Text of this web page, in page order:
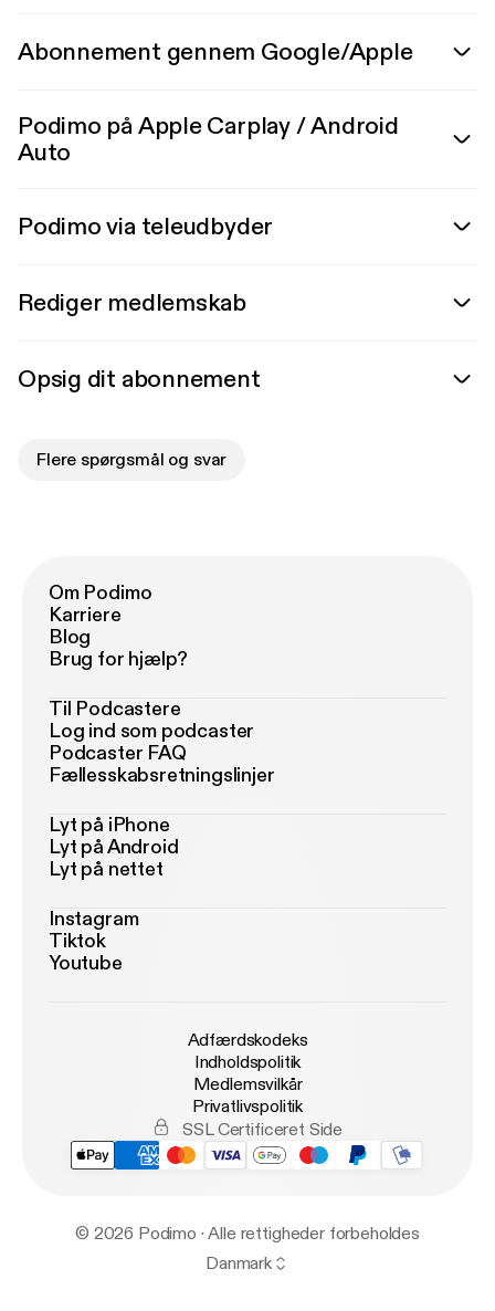
Abonnement gennem Google/Apple
Podimo på Apple Carplay / Android
Auto
Podimo via teleudbyder
Rediger medlemskab
Opsig dit abonnement
Flere spørgsmål og svar
Om Podimo
Karriere
Blog
Brug for hjælp?
Til Podcastere
Log ind som podcaster
Podcaster FAQ
Fællesskabsretningslinjer
Lyt på iPhone
Lyt på Android
Lyt på nettet
Instagram
Tiktok
Youtube
Adfærdskodeks
Indholdspolitik
Medlemsvilkår
Privatlivspolitik
SSL Certificeret Side
© 2026 Podimo · Alle rettigheder forbeholdes
Danmark